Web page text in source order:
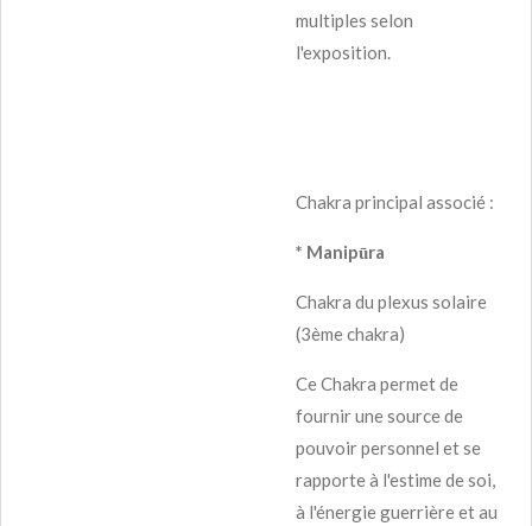
multiples selon
l'exposition.
Chakra principal associé :
* Manipūra
Chakra du plexus solaire
(3ème chakra)
Ce Chakra permet de
fournir une source de
pouvoir personnel et se
rapporte à l'estime de soi,
à l'énergie guerrière et au